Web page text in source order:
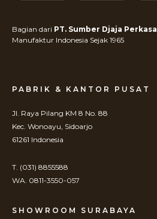
Bagian dari PT. Sumber Djaja Perkasa
Manufaktur Indonesia Sejak 1965
PABRIK & KANTOR PUSAT
Jl. Raya Pilang KM 8 No. 88
Kec. Wonoayu, Sidoarjo
61261 Indonesia
T. (031) 8855588
WA. 0811-3550-057
SHOWROOM SURABAYA